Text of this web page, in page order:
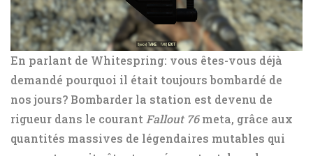
En parlant de Whitespring: vous êtes-vous déjà
demandé pourquoi il était toujours bombardé de
nos jours? Bombarder la station est devenu de
rigueur dans le courant Fallout 76meta, grâce aux
quantités massives de légendaires mutables qui